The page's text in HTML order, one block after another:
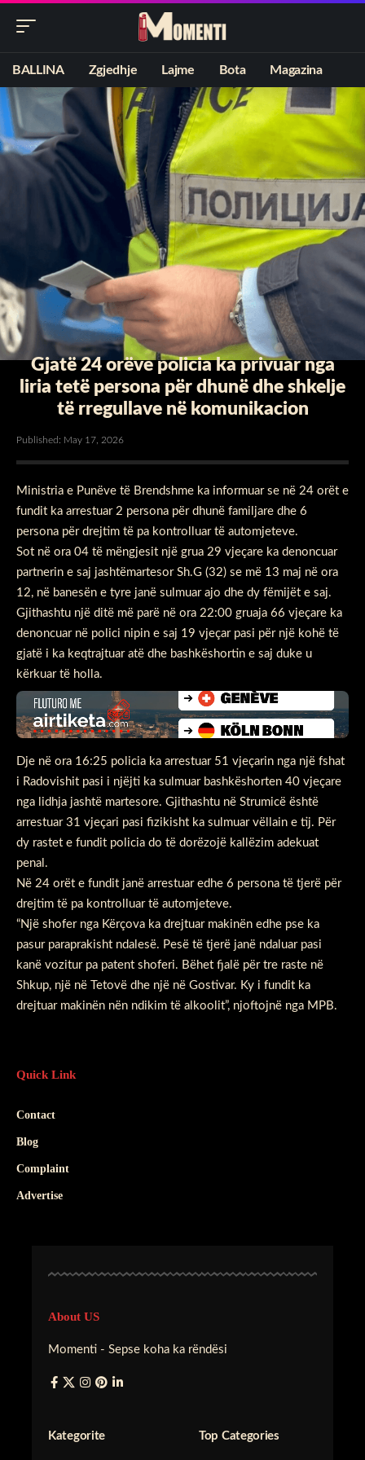
BALLINA Zgjedhje Lajme Bota Magazina
Gjatë 24 orëve policia ka privuar nga
liria tetë persona për dhunë dhe shkelje
të rregullave në komunikacion
Published: May 17, 2026
Ministria e Punëve të Brendshme ka informuar se në 24 orët e
fundit ka arrestuar 2 persona për dhunë familjare dhe 6
persona për drejtim të pa kontrolluar të automjeteve.
Sot në ora 04 të mëngjesit një grua 29 vjeçare ka denoncuar
partnerin e saj jashtëmartesor Sh.G (32) se më 13 maj në ora
12, në banesën e tyre janë sulmuar ajo dhe dy fëmijët e saj.
Gjithashtu një ditë më parë në ora 22:00 gruaja 66 vjeçare ka
denoncuar në polici nipin e saj 19 vjeçar pasi për një kohë të
gjatë i ka keqtrajtuar atë dhe bashkëshortin e saj duke u
kërkuar të holla.
Dje në ora 16:25 policia ka arrestuar 51 vjeçarin nga një fshat
i Radovishit pasi i njëjti ka sulmuar bashkëshorten 40 vjeçare
nga lidhja jashtë martesore. Gjithashtu në Strumicë është
arrestuar 31 vjeçari pasi fizikisht ka sulmuar vëllain e tij. Për
dy rastet e fundit policia do të dorëzojë kallëzim adekuat
penal.
Në 24 orët e fundit janë arrestuar edhe 6 persona të tjerë për
drejtim të pa kontrolluar të automjeteve.
“Një shofer nga Kërçova ka drejtuar makinën edhe pse ka
pasur paraprakisht ndalesë. Pesë të tjerë janë ndaluar pasi
kanë vozitur pa patent shoferi. Bëhet fjalë për tre raste në
Shkup, një në Tetovë dhe një në Gostivar. Ky i fundit ka
drejtuar makinën nën ndikim të alkoolit”, njoftojnë nga MPB.
Quick Link
Contact
Blog
Complaint
Advertise
About US
Momenti - Sepse koha ka rëndësi
Kategorite Top Categories